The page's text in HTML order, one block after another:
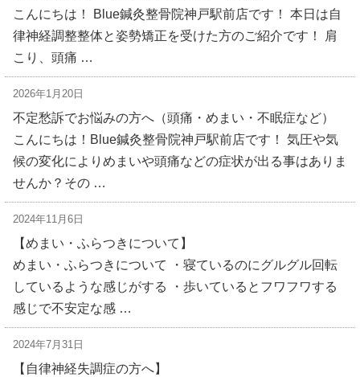
こんにちは！ Blue鍼灸整骨院神戸駅前店です！ 本日は自
律神経調整整体と姿勢矯正を受けた方のご紹介です！ 肩
こり、頭痛 …
2026年1月20日
不定愁訴でお悩みの方へ（頭痛・めまい・不眠症など）
こんにちは！Blue鍼灸整骨院神戸駅前店です！ 気圧や気
候の変化によりめまいや頭痛などの症状が出る事はありま
せんか？その …
2024年11月6日
【めまい・ふらつきについて】
めまい・ふらつきについて ・寝ているのにグルグル回転
しているような感じがする ・歩いているとフワフワする
感じで不安定な感 …
2024年7月31日
【自律神経失調症の方へ】